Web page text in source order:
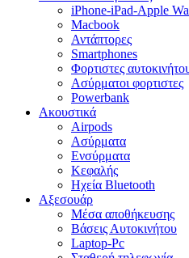
iPhone-iPad-Apple
Macbook
Αντάπτορες
Smartphones
Φορτιστες
Ασύρματοι φορτιστες
Powerbank
Ακουστικά
Airpods
Ασύρματα
Ενσύρματα
Κεφαλής
Ηχεία Bluetooth
Αξεσουάρ
Μέσα αποθήκευσης
Βάσεις Αυτοκινήτου
Laptop-Pc